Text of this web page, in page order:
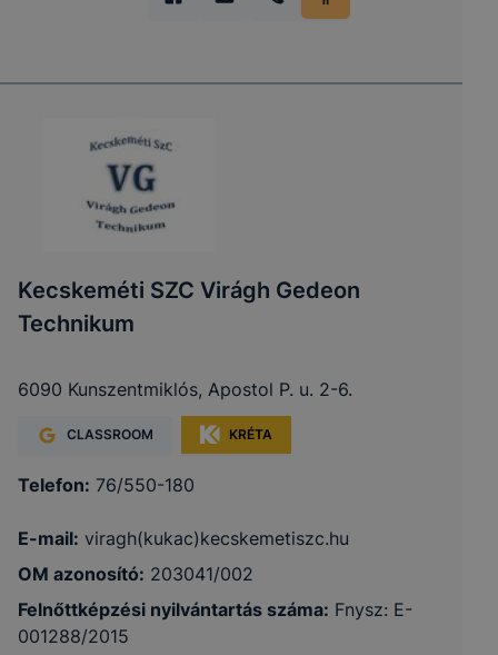
Kecskeméti SZC Virágh Gedeon
Technikum
6090 Kunszentmiklós, Apostol P. u. 2-6.
CLASSROOM KRÉTA
Telefon: 76/550-180
E-mail: viragh(kukac)kecskemetiszc.hu
OM azonosító: 203041/002
Felnőttképzési nyilvántartás száma: Fnysz: E-
001288/2015